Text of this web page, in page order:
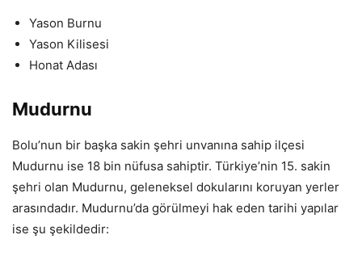
Yason Burnu
Yason Kilisesi
Honat Adası
Mudurnu
Bolu’nun bir başka sakin şehri unvanına sahip ilçesi
Mudurnu ise 18 bin nüfusa sahiptir. Türkiye’nin 15. sakin
şehri olan Mudurnu, geleneksel dokularını koruyan yerler
arasındadır. Mudurnu’da görülmeyi hak eden tarihi yapılar
ise şu şekildedir: